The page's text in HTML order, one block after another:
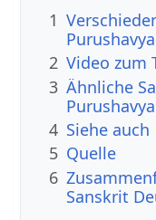
1
2 Video zum
3 Ähnliche
4 Siehe auch
5 Quelle
6
Sanskrit